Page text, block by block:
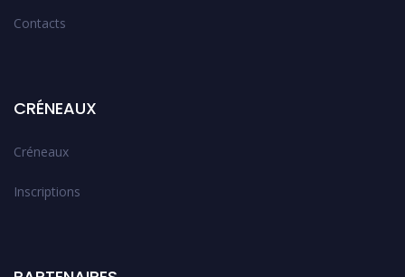
Contacts
CRÉNEAUX
Créneaux
Inscriptions